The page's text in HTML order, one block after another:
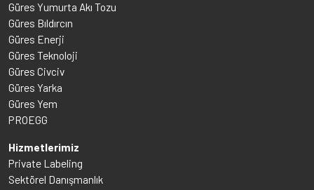
Güres Yumurta Akı Tozu
Güres Bıldırcın
Güres Enerji
Güres Teknoloji
Güres Civciv
Güres Yarka
Güres Yem
PROEGG
Hizmetlerimiz
Private Labeling
Sektörel Danışmanlık